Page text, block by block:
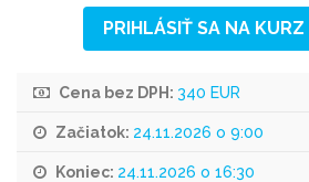
PRIHLÁSIŤ SA NA KURZ
Cena bez DPH: 340 EUR
Začiatok: 24.11.2026 o 9:00
Koniec: 24.11.2026 o 16:30